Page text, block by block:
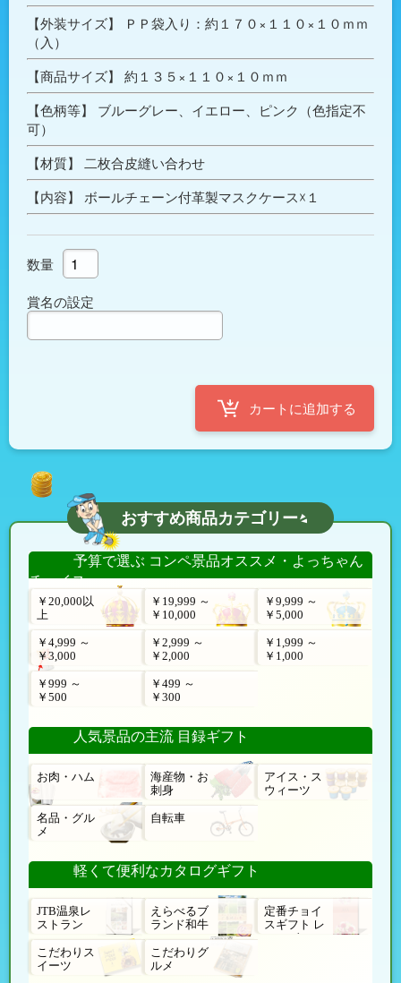
【外装サイズ】 ＰＰ袋入り：約１７０×１１０×１０ｍｍ
（入）
【商品サイズ】 約１３５×１１０×１０ｍｍ
【色柄等】 ブルーグレー、イエロー、ピンク（色指定不
可）
【材質】 二枚合皮縫い合わせ
【内容】 ボールチェーン付革製マスクケース☓１
数量
賞名の設定
おすすめ商品カテゴリー
予算で選ぶ コンペ景品オススメ・よっちゃん
チョイス
￥20,000以
上
￥19,999 ～
￥10,000
￥9,999 ～
￥5,000
￥4,999 ～
￥3,000
￥2,999 ～
￥2,000
￥1,999 ～
￥1,000
￥999 ～
￥500
￥499 ～
￥300
人気景品の主流 目録ギフト
お肉・ハム
海産物・お
刺身
アイス・ス
ウィーツ
名品・グル
メ
自転車
軽くて便利なカタログギフト
JTB温泉レ
ストラン
えらべるブ
ランド和牛
定番チョイ
スギフト レ
ローゼ
こだわりス
イーツ
こだわりグ
ルメ